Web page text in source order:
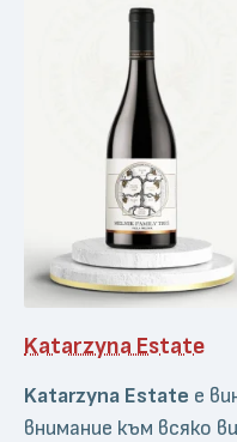
Katarzyna Estate
Katarzyna Estate е
внимание към всяко